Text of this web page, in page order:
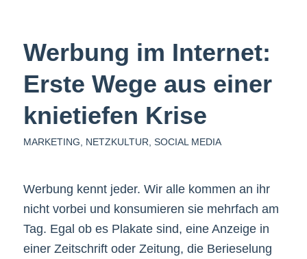
Werbung im Internet:
Erste Wege aus einer
knietiefen Krise
MARKETING NETZKULTUR SOCIAL MEDIA
Werbung kennt jeder. Wir alle kommen an ihr
nicht vorbei und konsumieren sie mehrfach am
Tag. Egal ob es Plakate sind, eine Anzeige in
einer Zeitschrift oder Zeitung, die Berieselung